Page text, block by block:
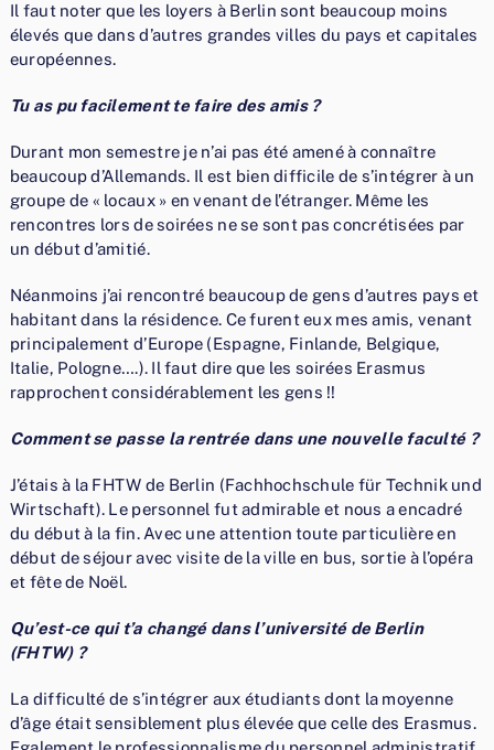
Il faut noter que les loyers à Berlin sont beaucoup moins
élevés que dans d’autres grandes villes du pays et capitales
européennes.
Tu as pu facilement te faire des amis ?
Durant mon semestre je n’ai pas été amené à connaître
beaucoup d’Allemands. Il est bien difficile de s’intégrer à un
groupe de « locaux » en venant de l’étranger. Même les
rencontres lors de soirées ne se sont pas concrétisées par
un début d’amitié.
Néanmoins j’ai rencontré beaucoup de gens d’autres pays et
habitant dans la résidence. Ce furent eux mes amis, venant
principalement d’Europe (Espagne, Finlande, Belgique,
Italie, Pologne….). Il faut dire que les soirées Erasmus
rapprochent considérablement les gens !!
Comment se passe la rentrée dans une nouvelle faculté ?
J’étais à la FHTW de Berlin (Fachhochschule für Technik und
Wirtschaft). Le personnel fut admirable et nous a encadré
du début à la fin. Avec une attention toute particulière en
début de séjour avec visite de la ville en bus, sortie à l’opéra
et fête de Noël.
Qu’est-ce qui t’a changé dans l’université de Berlin
(FHTW) ?
La difficulté de s’intégrer aux étudiants dont la moyenne
d’âge était sensiblement plus élevée que celle des Erasmus.